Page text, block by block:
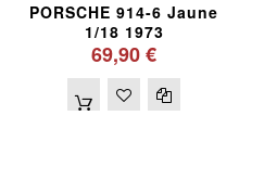
PORSCHE 914-6 Jaune
1/18 1973
69,90 €